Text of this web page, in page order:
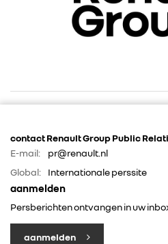
RENAULT GROUP
RENAULT
contact Renault Group Public
E-mail:
pr@renault.nl
Global:
Internationale perssite
aanmelden
Persberichten ontvangen in uw
aanmelden